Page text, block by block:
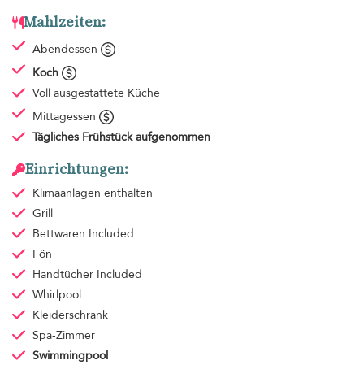
Mahlzeiten:
Abendessen
Koch
Voll ausgestattete Küche
Mittagessen
Tägliches Frühstück aufgenommen
Einrichtungen:
Klimaanlagen enthalten
Grill
Bettwaren Included
Fön
Handtücher Included
Whirlpool
Kleiderschrank
Spa-Zimmer
Swimmingpool